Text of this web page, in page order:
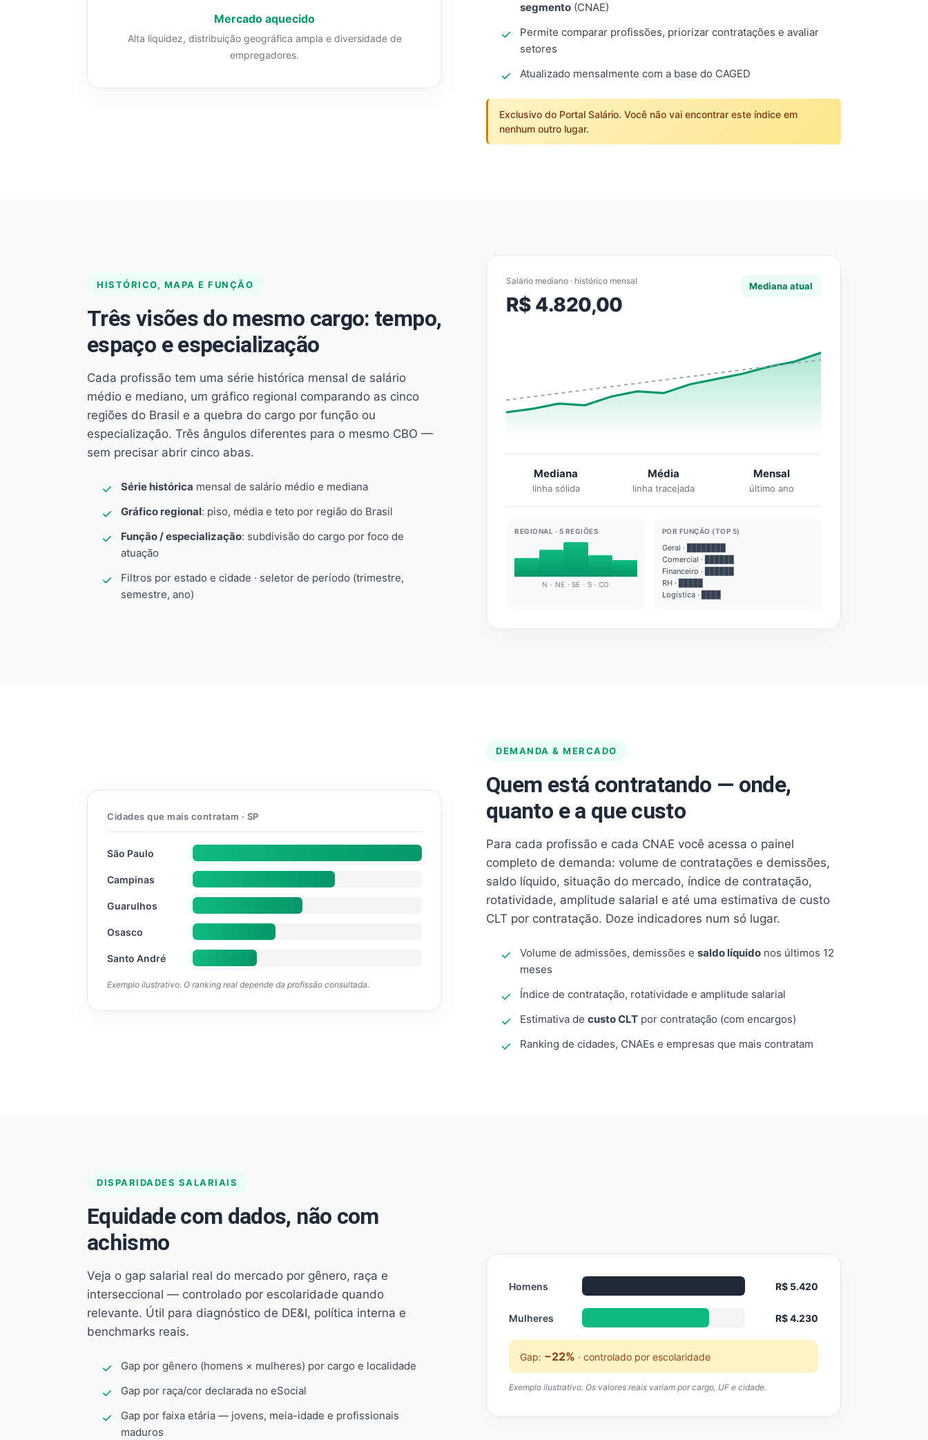
segmento (CNAE)
Permite comparar profissões, priorizar contratações e avaliar
setores
Atualizado mensalmente com a base do CAGED
Exclusivo do Portal Salário. Você não vai encontrar este índice em
nenhum outro lugar.
Mercado aquecido
Alta liquidez, distribuição geográfica ampla e diversidade de
empregadores.
HISTÓRICO, MAPA E FUNÇÃO
Três visões do mesmo cargo: tempo,
espaço e especialização
Cada profissão tem uma série histórica mensal de salário
médio e mediano, um gráfico regional comparando as cinco
regiões do Brasil e a quebra do cargo por função ou
especialização. Três ângulos diferentes para o mesmo CBO —
sem precisar abrir cinco abas.
Série histórica mensal de salário médio e mediana
Gráfico regional: piso, média e teto por região do Brasil
Função / especialização: subdivisão do cargo por foco de
atuação
Filtros por estado e cidade · seletor de período (trimestre,
semestre, ano)
Salário mediano · histórico mensal
R$ 4.820,00
Mediana atual
Mediana
linha sólida
Média
linha tracejada
Mensal
último ano
REGIONAL · 5 REGIÕES
N · NE · SE · S · CO
POR FUNÇÃO (TOP 5)
Geral · ████████
Comercial · ██████
Financeiro · ██████
RH · █████
Logística · ████
DEMANDA & MERCADO
Quem está contratando — onde,
quanto e a que custo
Para cada profissão e cada CNAE você acessa o painel
completo de demanda: volume de contratações e demissões,
saldo líquido, situação do mercado, índice de contratação,
rotatividade, amplitude salarial e até uma estimativa de custo
CLT por contratação. Doze indicadores num só lugar.
Volume de admissões, demissões e saldo líquido nos últimos 12
meses
Índice de contratação, rotatividade e amplitude salarial
Estimativa de custo CLT por contratação (com encargos)
Ranking de cidades, CNAEs e empresas que mais contratam
Cidades que mais contratam · SP
São Paulo
Campinas
Guarulhos
Osasco
Santo André
Exemplo ilustrativo. O ranking real depende da profissão consultada.
DISPARIDADES SALARIAIS
Equidade com dados, não com
achismo
Veja o gap salarial real do mercado por gênero, raça e
interseccional — controlado por escolaridade quando
relevante. Útil para diagnóstico de DE&I, política interna e
benchmarks reais.
Gap por gênero (homens × mulheres) por cargo e localidade
Gap por raça/cor declarada no eSocial
Gap por faixa etária — jovens, meia-idade e profissionais
maduros
Homens R$ 5.420
Mulheres R$ 4.230
Gap: −22% · controlado por escolaridade
Exemplo ilustrativo. Os valores reais variam por cargo, UF e cidade.